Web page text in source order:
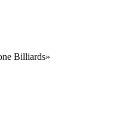
Billiards»